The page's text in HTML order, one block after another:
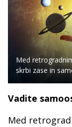
Med
skrbi zase in
Vadite
Med